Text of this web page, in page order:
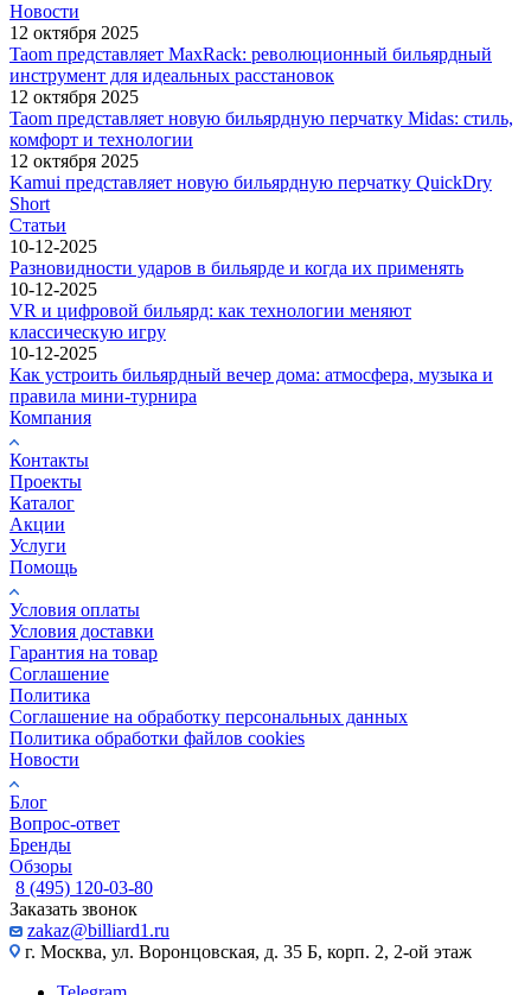
Новости
12 октября 2025
Taom представляет MaxRack: революционный бильярдный
инструмент для идеальных расстановок
12 октября 2025
Taom представляет новую бильярдную перчатку Midas: стиль,
комфорт и технологии
12 октября 2025
Kamui представляет новую бильярдную перчатку QuickDry
Short
Статьи
10-12-2025
Разновидности ударов в бильярде и когда их применять
10-12-2025
VR и цифровой бильярд: как технологии меняют
классическую игру
10-12-2025
Как устроить бильярдный вечер дома: атмосфера, музыка и
правила мини-турнира
Компания
Контакты
Проекты
Каталог
Акции
Услуги
Помощь
Условия оплаты
Условия доставки
Гарантия на товар
Соглашение
Политика
Соглашение на обработку персональных данных
Политика обработки файлов cookies
Новости
Блог
Вопрос-ответ
Бренды
Обзоры
8 (495) 120-03-80
Заказать звонок
zakaz@billiard1.ru
г. Москва, ул. Воронцовская, д. 35 Б, корп. 2, 2-ой этаж